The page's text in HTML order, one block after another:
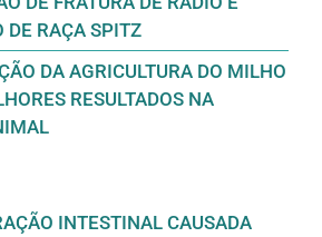
DE RAÇA SPITZ
DA AGRICULTURA DO MILHO
RESULTADOS NA
INTESTINAL CAUSADA